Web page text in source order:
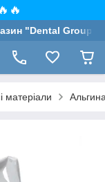
"Dental Group"
матеріали